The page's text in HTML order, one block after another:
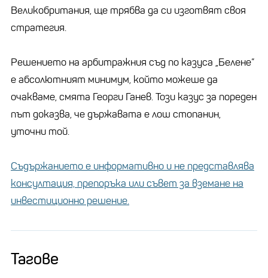
Великобритания, ще трябва да си изготвят своя
стратегия.
Решението на арбитражния съд по казуса „Белене”
е абсолютният минимум, който можеше да
очакваме, смята Георги Ганев. Този казус за пореден
път доказва, че държавата е лош стопанин,
уточни той.
Съдържанието е информативно и не представлява
консултация, препоръка или съвет за вземане на
инвестиционно решение.
Тагове